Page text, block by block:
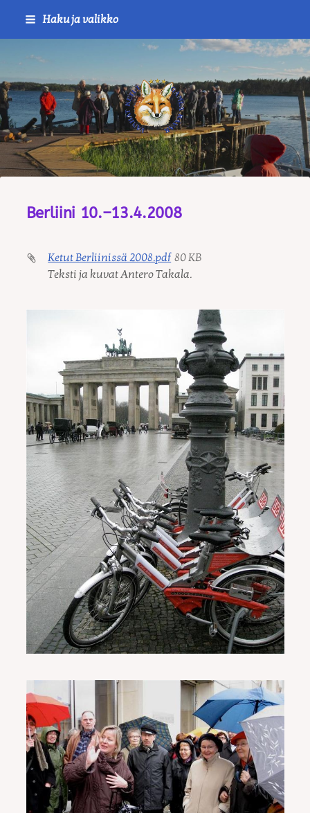
Siirry Haku ja valikko
Journalistiliitto / RTTL/
Berliini 10.–13.4.2008
Ketut Berliinissä 2008.pdf 80 KB
Teksti ja kuvat Antero Takala.